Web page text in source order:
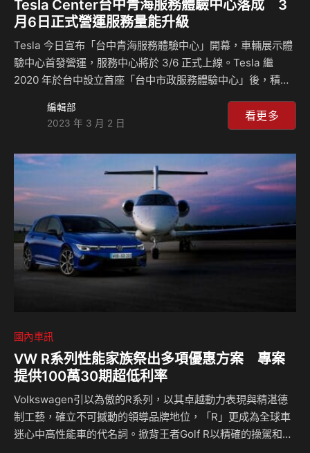
Tesla Center台中青海服務體驗中心落成 3
月6日正式營運服務量能升級
Tesla 今日宣布「台中青海服務體驗中心」開幕，車輛展示體
驗中心首發營運，服務中心將於 3/6 正式上線。Tesla 繼
2020 年於台中設立首座「台中市政服務體驗中心」後，積極
Center，將為所有中部 Tesla 車主與消費者提供全方位的車
輛體驗與原廠售後服務。 台中青海服務體驗中心位於台中市
售展示、科技教育與電動車試駕體驗等服務。隨著 Model Y
在台開放試駕，青海服務體驗中心的銷售顧問團隊也將提供中
部地區消費者最專業完整的試駕服務，消費者可透過官方網站
或致電專線 0…
編輯部
2023 年 3 月 2 日
看更多
國內車訊
VW R系列性能家族祭出多項優惠方案 專案
提供100萬30期超低利率
Volkswagen引以為傲的R系列，以其卓越動力表現與精湛德
制工藝，確立不可撼動的領導品牌地位，「R」更成為全球車
迷心中高性能車的代名詞。掀背王者Golf R以精確的操駕和絕